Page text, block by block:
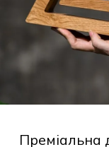
Преміальна